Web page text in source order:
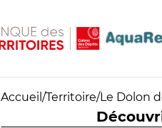
Accueil /Territoire/Le Dolon